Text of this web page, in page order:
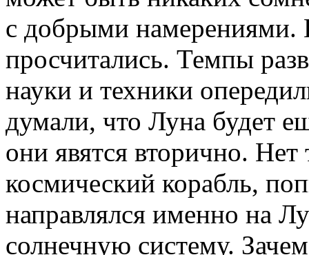
с добрыми намерениями.
просчитались. Темпы
науки и техники
думали, что Луна будет
они явятся вторично.
космический корабль,
направлялся именно на
солнечную систему.